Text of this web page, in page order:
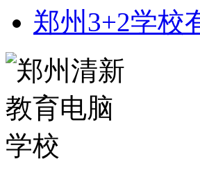
郑州3+2学校